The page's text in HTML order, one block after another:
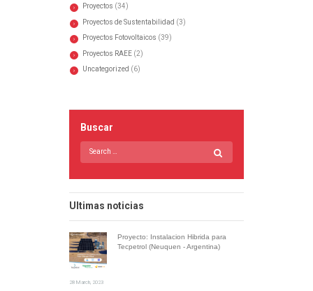
Proyectos (34)
Proyectos de Sustentabilidad (3)
Proyectos Fotovoltaicos (39)
Proyectos RAEE(2)
Uncategorized (6)
Buscar
Ultimas noticias
Proyecto: Instalacion Hibrida para
Tecpetrol (Neuquen - Argentina)
28 March, 2023